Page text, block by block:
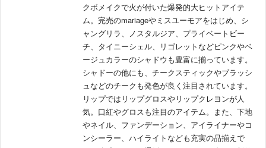
クボメイクで火が付いた爆発的大ヒットアイテ
ム。完売のmariageやミスユーモアをはじめ、シ
ャングリラ、ノスタルジア、プライベートビー
チ、タイニーシェル、リゴレットなどピンクやベ
ージュカラーのシャドウも豊富に揃っています。
シャドーの他にも、チークスティックやブラッシ
ュなどのチークも発色が良く注目されています。
リップではリップグロスやリップクレヨンが人
気。口紅やグロスも注目のアイテム。また、下地
やネイル、ファンデーション、アイライナーやコ
ンシーラー、ハイライトなども充実の品揃えで